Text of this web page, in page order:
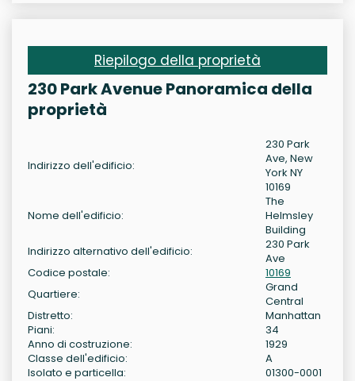
Riepilogo della proprietà
230 Park Avenue Panoramica della
proprietà
Indirizzo dell'edificio:
230 Park
Ave, New
York NY
10169
Nome dell'edificio:
The
Helmsley
Building
Indirizzo alternativo dell'edificio:
230 Park
Ave
Codice postale:
10169
Quartiere:
Grand
Central
Distretto:
Manhattan
Piani:
34
Anno di costruzione:
1929
Classe dell'edificio:
A
Isolato e particella:
01300-0001